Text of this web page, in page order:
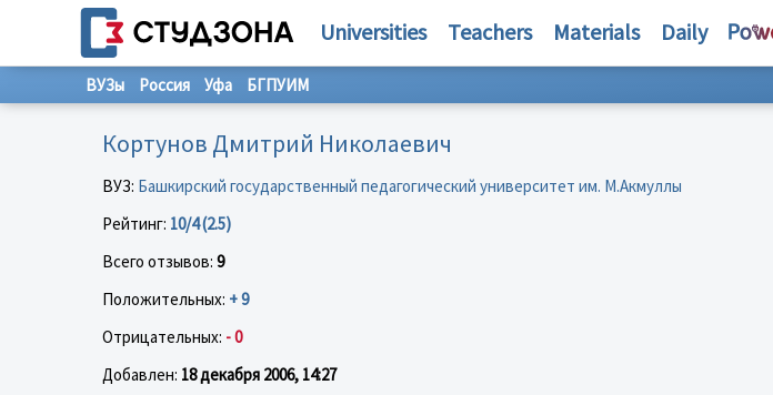
Universities Teachers Materials Daily
ВУЗы Россия Уфа БГПУИМ
Кортунов Дмитрий Николаевич
ВУЗ: Башкирский государственный педагогический университет им. М.Акмуллы
Рейтинг: 10/4 (2.5)
Всего отзывов: 9
Положительных: + 9
Отрицательных: - 0
Добавлен: 18 декабря 2006, 14:27